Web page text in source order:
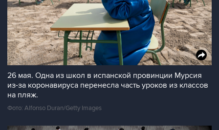
26 мая. Одна из школ в испанской провинции Мурсия
из-за коронавируса перенесла часть уроков из классов
на пляж.
Фото: Alfonso Duran/Getty Images